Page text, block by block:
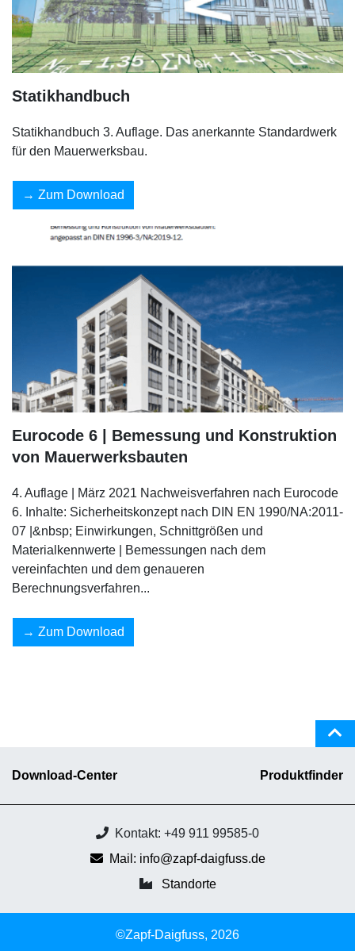
Statikhandbuch
Statikhandbuch 3. Auflage. Das anerkannte Standardwerk
für den Mauerwerksbau.
Zum Download
Eurocode 6 | Bemessung und Konstruktion
von Mauerwerksbauten
4. Auflage | März 2021 Nachweisverfahren nach Eurocode
6. Inhalte: Sicherheitskonzept nach DIN EN 1990/NA:2011-
07 |&nbsp; Einwirkungen, Schnittgrößen und
Materialkennwerte | Bemessungen nach dem
vereinfachten und dem genaueren
Berechnungsverfahren...
Zum Download
Download-Center Produktfinder
Kontakt: +49 911 99585-0
Mail: info@zapf-daigfuss.de
Standorte
©Zapf-Daigfuss, 2026